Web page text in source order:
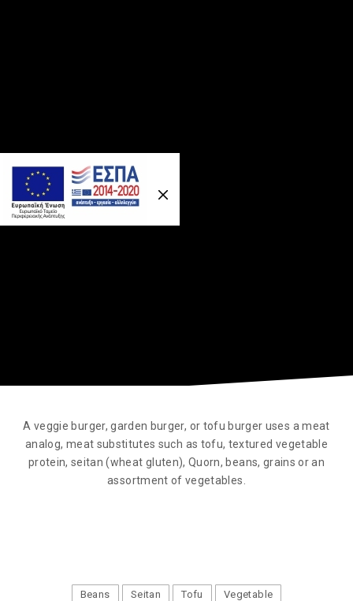
A veggie burger, garden burger, or tofu burger uses a meat
analog, meat substitutes such as tofu, textured vegetable
protein, seitan (wheat gluten), Quorn, beans, grains or an
assortment of vegetables.
Beans Seitan Tofu Vegetable